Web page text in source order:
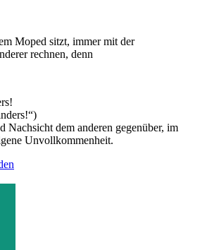
Moped sitzt, immer mit der
rechnen, denn
Nachsicht dem anderen gegenüber, im
Unvollkommenheit.